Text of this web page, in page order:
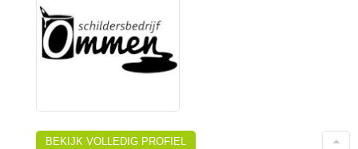
BEKIJK VOLLEDIG PROFIEL